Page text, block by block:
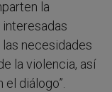
la
interesadas
necesidades
la violencia, así
diálogo”.